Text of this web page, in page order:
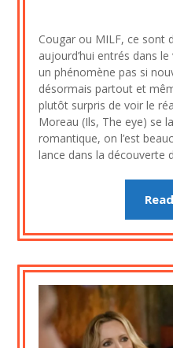
Cougar ou MILF, ce sont
aujourd’hui entrés dans
un phénomène pas si
désormais partout et
plutôt surpris de voir le
Moreau (Ils, The eye) se
romantique, on l’est
lance dans la découverte